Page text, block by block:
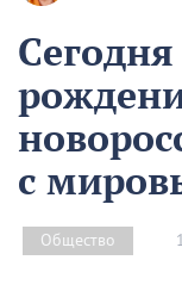
с
Общество